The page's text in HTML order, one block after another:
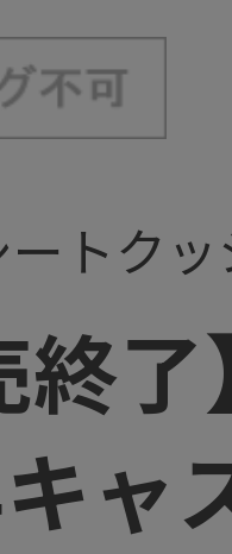
終
キ
トク